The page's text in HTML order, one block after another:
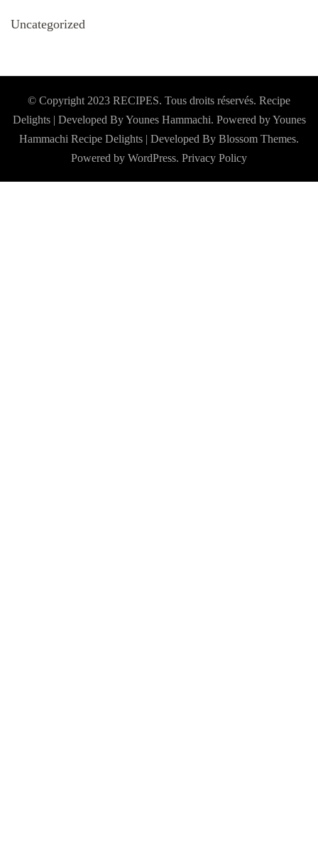
Uncategorized
© Copyright 2023 RECIPES. Tous droits réservés. Recipe
Delights | Developed By Younes Hammachi. Powered by Younes
Hammachi Recipe Delights | Developed By Blossom Themes.
Powered by WordPress. Privacy Policy